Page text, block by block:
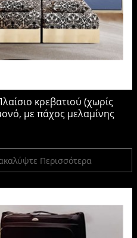
κρεβατιού (χωρίς
με πάχος μελαμίνης
Περισσότερα